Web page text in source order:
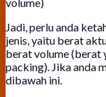
volume)
Jadi, perlu anda
jenis, yaitu berat
berat volume (berat
packing). Jika anda
dibawah ini.